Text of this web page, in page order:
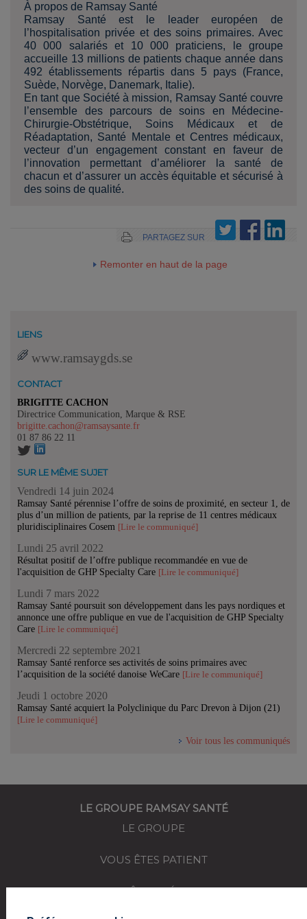
À propos de Ramsay Santé
Ramsay Santé est le leader européen de
l’hospitalisation privée et des soins primaires. Avec
40 000 salariés et 10 000 praticiens, le groupe
accueille 13 millions de patients chaque année dans
492 établissements répartis dans 5 pays (France,
Suède, Norvège, Danemark, Italie).
En tant que Société à mission, Ramsay Santé couvre
l’ensemble des parcours de soins en Médecine-
Chirurgie-Obstétrique, Soins Médicaux et de
Réadaptation, Santé Mentale et Centres médicaux,
vecteur d’un engagement constant en faveur de
l’innovation permettant d’améliorer la santé de
chacun et d’assurer un accès équitable et sécurisé à
des soins de qualité.
PARTAGEZ SUR
Remonter en haut de la page
LIENS
www.ramsaygds.se
CONTACT
BRIGITTE CACHON
Directrice Communication, Marque & RSE
brigitte.cachon@ramsaysante.fr
01 87 86 22 11
SUR LE MÊME SUJET
Vendredi 14 juin 2024
Ramsay Santé pérennise l’offre de soins de proximité, en secteur 1, de
plus d’un million de patients, par la reprise de 11 centres médicaux
pluridisciplinaires Cosem [Lire le communiqué]
Lundi 25 avril 2022
Résultat positif de l’offre publique recommandée en vue de
l'acquisition de GHP Specialty Care [Lire le communiqué]
Lundi 7 mars 2022
Ramsay Santé poursuit son développement dans les pays nordiques et
annonce une offre publique en vue de l'acquisition de GHP Specialty
Care [Lire le communiqué]
Mercredi 22 septembre 2021
Ramsay Santé renforce ses activités de soins primaires avec
l’acquisition de la société danoise WeCare [Lire le communiqué]
Jeudi 1 octobre 2020
Ramsay Santé acquiert la Polyclinique du Parc Drevon à Dijon (21)
[Lire le communiqué]
Voir tous les communiqués
LE GROUPE RAMSAY SANTÉ
LE GROUPE
VOUS ÊTES PATIENT
VOUS ÊTES MÉDECIN